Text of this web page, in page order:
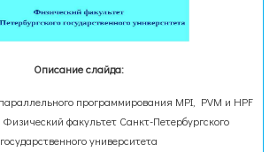
Описание слайда:
программирования MPI, PVM и HPF
факультет Санкт-Петербургского
государственного университета